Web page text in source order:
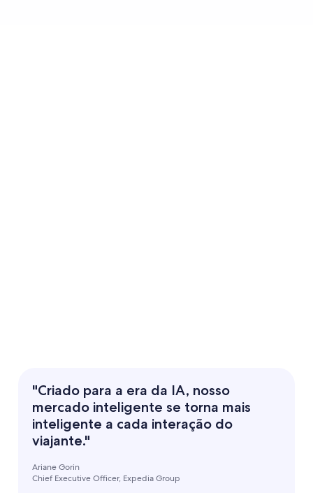
"Criado para a era da IA, nosso
mercado inteligente se torna mais
inteligente a cada interação do
viajante."
Ariane Gorin
Chief Executive Officer, Expedia Group